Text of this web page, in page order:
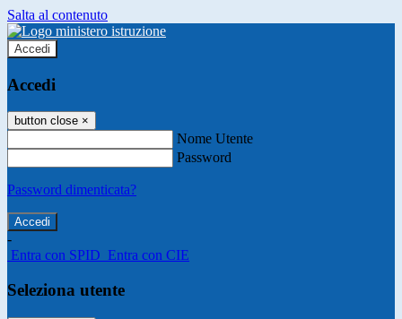
Salta al contenuto
Accedi
Accedi
button close ×
Nome Utente
Password
Password dimenticata?
-
Entra con SPID Entra con CIE
Seleziona utente